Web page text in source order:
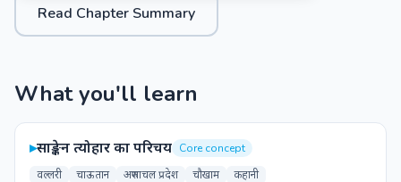
Read Chapter Summary
What you'll learn
▸साङ्केन त्योहार का परिचय Core concept
वल्लरी
चाऊतान अरुणाचल प्रदेश चौखाम कहानी